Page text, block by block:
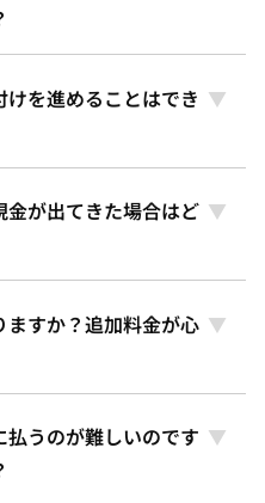
を進めることはでき
が出てきた場合はど
すか？追加料金が心
うのが難しいのです